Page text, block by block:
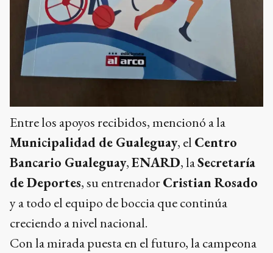
Entre los apoyos recibidos, mencionó a la
Municipalidad de Gualeguay, el Centro
Bancario Gualeguay,ENARD, laSecretaría
de Deportes, su entrenadorCristian Rosado
y a todo el equipo de boccia que continúa
creciendo a nivel nacional.
Con la mirada puesta en el futuro, la campeona